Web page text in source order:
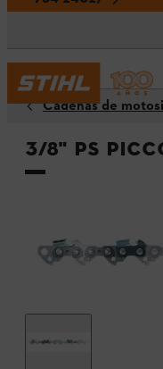
Cadenas de
3/8" PS